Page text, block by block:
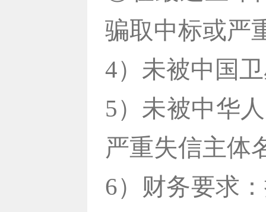
骗取中标或严
4）未被中国
5）未被中华
严重失信主体
6）财务要求